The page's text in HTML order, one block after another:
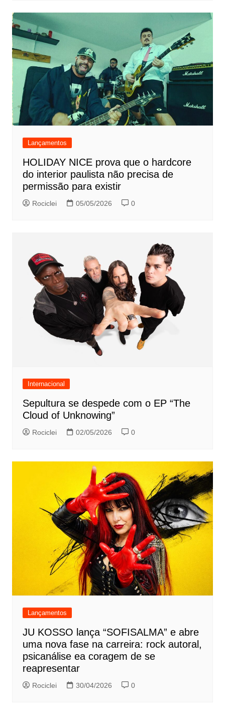
Lançamentos
HOLIDAY NICE prova que o hardcore
do interior paulista não precisa de
permissão para existir
Rociclei 05/05/2026 0
Internacional
Sepultura se despede com o EP “The
Cloud of Unknowing”
Rociclei 02/05/2026 0
Lançamentos
JU KOSSO lança “SOFISALMA” e abre
uma nova fase na carreira: rock autoral,
psicanálise ea coragem de se
reapresentar
Rociclei 30/04/2026 0